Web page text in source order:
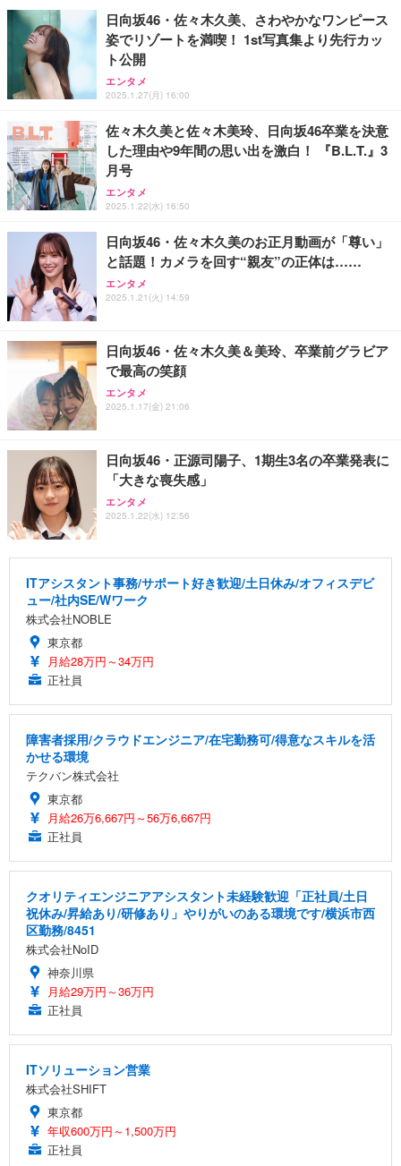
日向坂46・佐々木久美、さわやかなワンピース
姿でリゾートを満喫！ 1st写真集より先行カッ
ト公開
エンタメ
2025.1.27(月) 16:00
佐々木久美と佐々木美玲、日向坂46卒業を決意
した理由や9年間の思い出を激白！ 『B.L.T.』3
月号
エンタメ
2025.1.22(水) 16:50
日向坂46・佐々木久美のお正月動画が「尊い」
と話題！カメラを回す“親友”の正体は……
エンタメ
2025.1.21(火) 14:59
日向坂46・佐々木久美＆美玲、卒業前グラビア
で最高の笑顔
エンタメ
2025.1.17(金) 21:06
日向坂46・正源司陽子、1期生3名の卒業発表に
「大きな喪失感」
エンタメ
2025.1.22(水) 12:56
ITアシスタント事務/サポート好き歓迎/土日休み/オフィスデビ
ュー/社内SE/Wワーク
株式会社NOBLE
東京都
月給28万円～34万円
正社員
障害者採用/クラウドエンジニア/在宅勤務可/得意なスキルを活
かせる環境
テクバン株式会社
東京都
月給26万6,667円～56万6,667円
正社員
クオリティエンジニアアシスタント未経験歓迎「正社員/土日
祝休み/昇給あり/研修あり」やりがいのある環境です/横浜市西
区勤務/8451
株式会社NoID
神奈川県
月給29万円～36万円
正社員
ITソリューション営業
株式会社SHIFT
東京都
年収600万円～1,500万円
正社員